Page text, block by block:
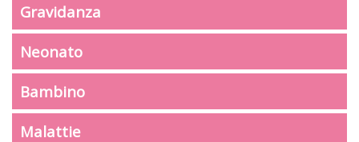
Gravidanza
Neonato
Bambino
Malattie